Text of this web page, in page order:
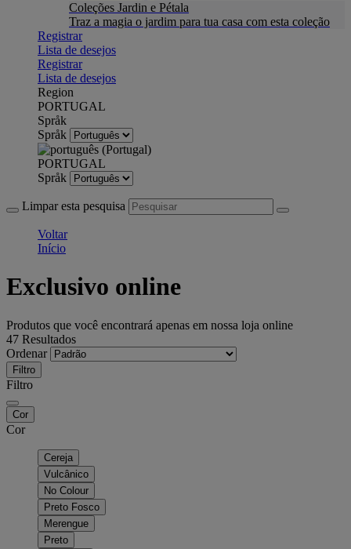
Coleções Jardin e Pétala
Traz a magia o jardim para tua casa com esta coleção
Registrar
Lista de desejos
Registrar
Lista de desejos
Region
PORTUGAL
Språk
Språk
PORTUGAL
Språk
Limpar esta pesquisa
Voltar
Início
Exclusivo online
Produtos que você encontrará apenas em nossa loja online
47 Resultados
Ordenar
Filtro
Filtro
Cor
Cor
Cereja
Vulcânico
No Colour
Preto Fosco
Merengue
Preto